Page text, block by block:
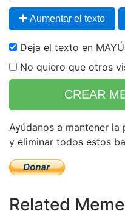
Aumentar el texto
Deja el texto en
No quiero que otros
CREAR
Ayúdanos a mantener
y eliminar todos estos
Related